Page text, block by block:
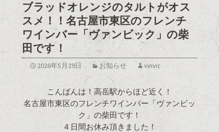
ブラッドオレンジのタルトがオス
スメ！！名古屋市東区のフレンチ
ワインバー「ヴァンビック」の柴
田です！
2026年5月29日 お知らせ vinvic
こんばんは！高岳駅からほど近く！
名古屋市東区のフレンチワインバー「ヴァンビッ
ク」の柴田です！
４日間お休み頂きました！